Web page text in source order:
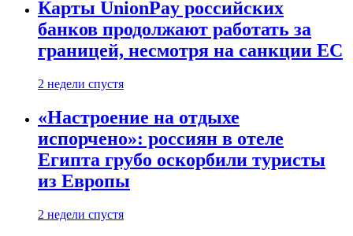
Карты UnionPay российских
банков продолжают работать за
границей, несмотря на санкции ЕС
2 недели спустя
«Настроение на отдыхе
испорчено»: россиян в отеле
Египта грубо оскорбили туристы
из Европы
2 недели спустя